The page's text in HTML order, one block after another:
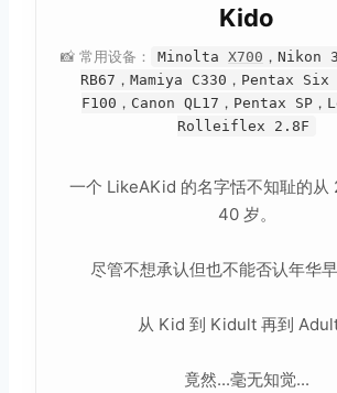
Kido
📸 常用设备： Minolta X700 ，Nikon
RB67，Mamiya C330，Pentax Six
F100，Canon QL17，Pentax SP，
Rolleiflex 2.8F
一个 LikeAKid 的名字恬不知耻的从
40 岁。
尽管不想承认但也不能否认年华
从 Kid 到 Kidult 再到 Adult
竟然...毫无知觉...